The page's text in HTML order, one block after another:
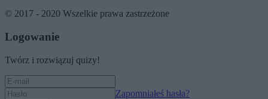
© 2017 - 2020 Wszelkie prawa zastrzeżone
Logowanie
Twórz i rozwiązuj quizy!
Zapomniałeś hasła?